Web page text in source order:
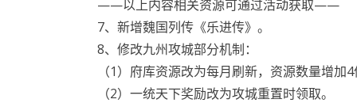
——以上内容相关资源可通过活动获取——
7、新增魏国列传《乐进传》。
8、修改九州攻城部分机制：
（1）府库资源改为每月刷新，资源数量增加4
（2）一统天下奖励改为攻城重置时领取。